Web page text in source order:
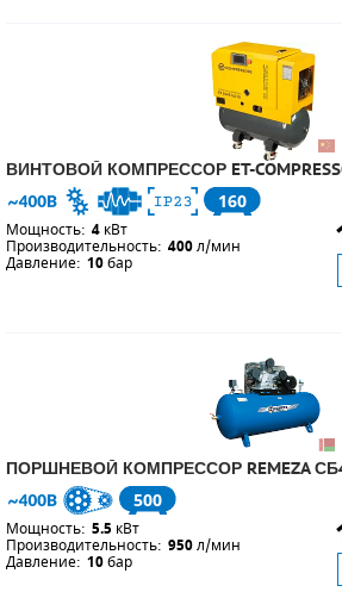
ВИНТОВОЙ КОМПРЕССОР ET-
160
Мощность: 4 кВт
Производительность: 400л/мин
Давление: 10бар
ПОРШНЕВОЙ КОМПРЕССОР REMEZA
500
Мощность: 5.5 кВт
Производительность: 950л/мин
Давление: 10бар
ДЕТАЛИ ПОРШНЕВЫХ КОМПРЕССОРОВ
ДЕТАЛИ СПИРАЛЬНЫХ КОМПРЕССОРОВ
ДЕТАЛИ НАСОСНОЙ ЧАСТИ
ДЕТАЛИ ПОГРУЖНЫХ НАСОСОВ